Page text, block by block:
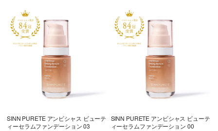
SINN PURETE アンビシャス ビューテ
ィーセラムファンデーション 03
SINN PURETE アンビシャス ビューテ
ィーセラムファンデーション 00